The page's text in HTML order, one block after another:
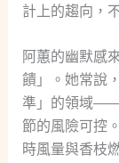
計上的趨向，
阿蕙的幽默感
饋」。她常說
準」的領域——
節的風險可控
時風量與香枝